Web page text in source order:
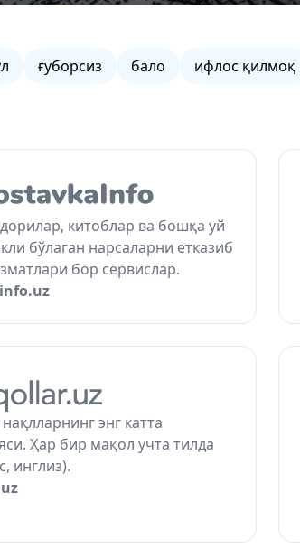
ғуборсиз бало ифлос қилмоқ
китоблар ва бошқа уй
бўлаган нарсаларни етказиб
бор сервислар.
энг катта
Ҳар бир мақол учта тилда
инглиз).